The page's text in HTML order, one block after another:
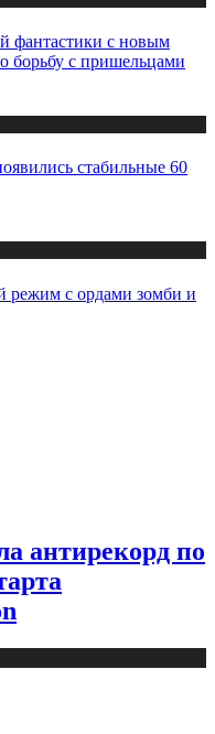
фантастики с новым
борьбу с пришельцами
стабильные 60
режим с ордами зомби и
антирекорд по